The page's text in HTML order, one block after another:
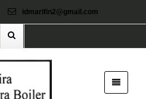
idmarifin2@gmail.com